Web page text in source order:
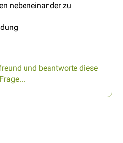
nebeneinander zu
und beantworte diese
Frage...